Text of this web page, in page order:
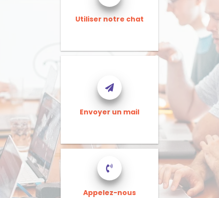
Utiliser notre chat
Envoyer un mail
Appelez-nous